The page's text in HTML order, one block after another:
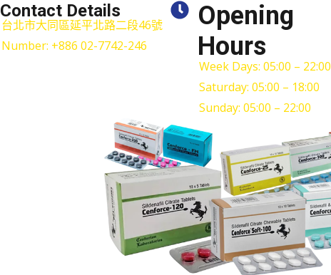
Contact Details
台北市大同區延平北路二段46號
Number: +886 02-7742-246
Opening
Hours
Week Days: 05:00 – 22:00
Saturday: 05:00 – 18:00
Sunday: 05:00 – 22:00